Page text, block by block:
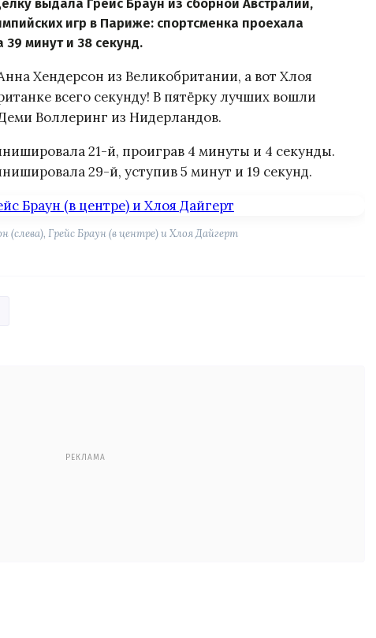
выдала Грейс Браун из сборной Австралии,
игр в Париже: спортсменка проехала
минут и 38 секунд.
Хендерсон из Великобритании, а вот Хлоя
всего секунду! В пятёрку лучших вошли
Воллеринг из Нидерландов.
21-й, проиграв 4 минуты и 4 секунды.
29-й, уступив 5 минут и 19 секунд.
(слева), Грейс Браун (в центре) и Хлоя Дайгерт
РЕКЛАМА